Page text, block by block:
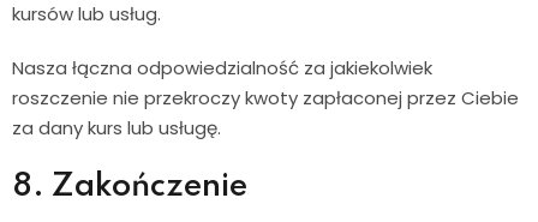
kursów lub usług.
Nasza łączna odpowiedzialność za jakiekolwiek
roszczenie nie przekroczy kwoty zapłaconej przez Ciebie
za dany kurs lub usługę.
8. Zakończenie